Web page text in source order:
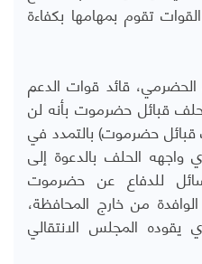
تقوم بمهامها بكفاءة
قائد قوات الدعم
حلف قبائل حضرموت بأنه لن
حضرموت) بالتمدد في
واجهه الحلف بالدعوة إلى
للدفاع عن حضرموت
من خارج المحافظة،
يقوده المجلس الانتقالي